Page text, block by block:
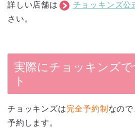
詳しい店舗は チョッキンズ公
さい。
実際にチョッキンズ
ト
チョッキンズは完全予約制 なの
予約します。